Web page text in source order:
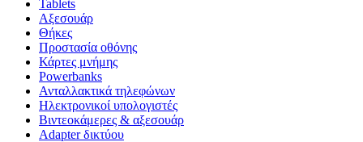
Tablets
Αξεσουάρ
Θήκες
Προστασία οθόνης
Κάρτες μνήμης
Powerbanks
Ανταλλακτικά τηλεφώνων
Ηλεκτρονικοί υπολογιστές
Βιντεοκάμερες & αξεσουάρ
Adapter δικτύου